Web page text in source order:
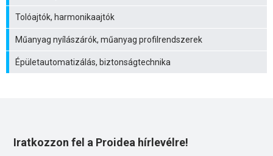
Tolóajtók, harmonikaajtók
Műanyag nyílászárók, műanyag profilrendszerek
Épületautomatizálás, biztonságtechnika
Iratkozzon fel a Proidea hírlevélre!